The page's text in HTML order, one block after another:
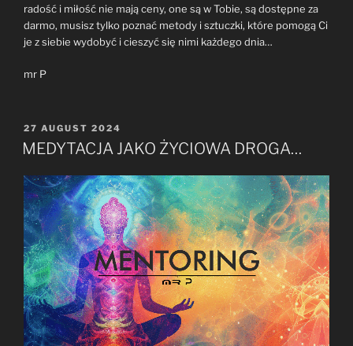
radość i miłość nie mają ceny, one są w Tobie, są dostępne za
darmo, musisz tylko poznać metody i sztuczki, które pomogą Ci
je z siebie wydobyć i cieszyć się nimi każdego dnia…
mr P
POSTED
ON
27 AUGUST 2024
MEDYTACJA JAKO ŻYCIOWA DROGA…